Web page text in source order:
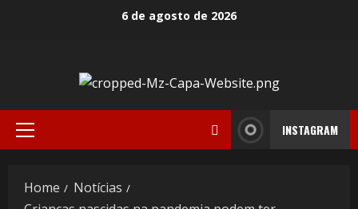
6 de agosto de 2026
INSTAGRAM
Home
Notícias